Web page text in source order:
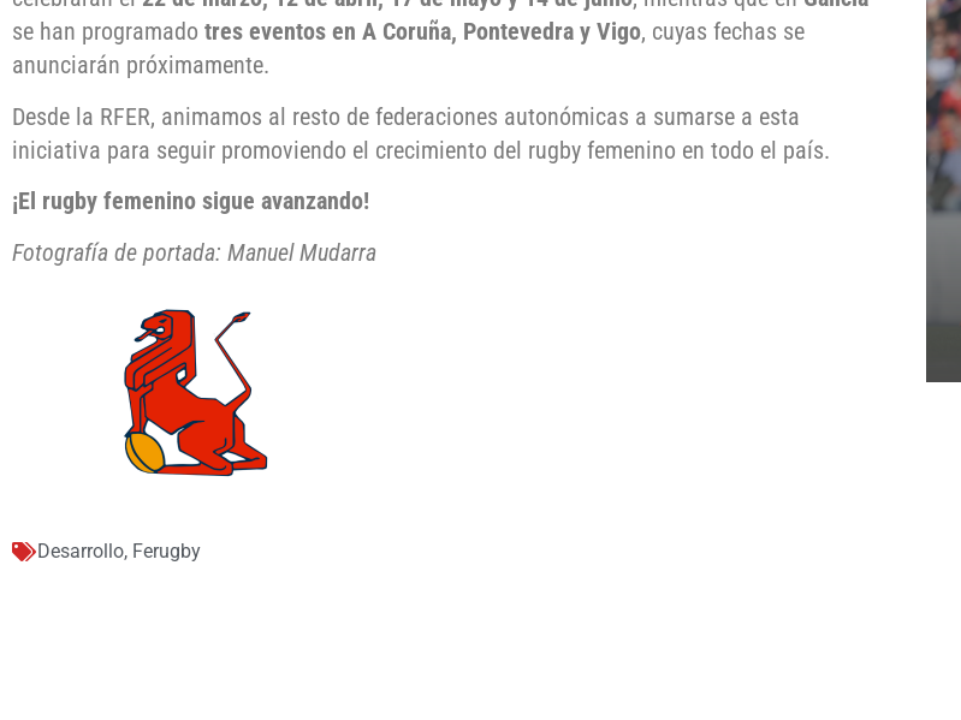
se han programado tres eventos en A Coruña, Pontevedra y Vigo, cuyas fechas se
anunciarán próximamente.
Desde la RFER, animamos al resto de federaciones autonómicas a sumarse a esta
iniciativa para seguir promoviendo el crecimiento del rugby femenino en todo el país.
¡El rugby femenino sigue avanzando!
Fotografía de portada: Manuel Mudarra
Desarrollo, Ferugby